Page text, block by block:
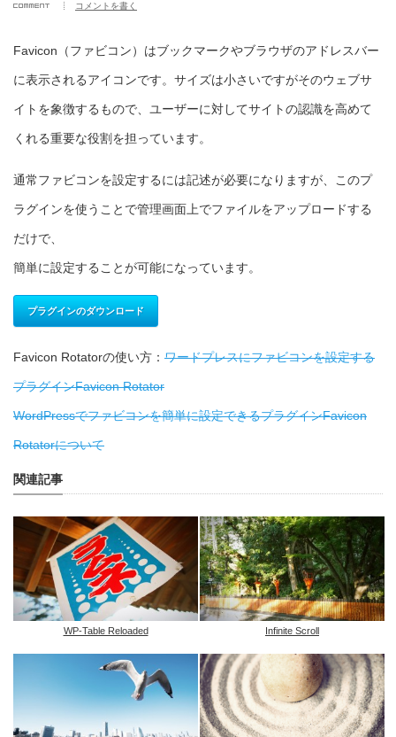
コメントを書く
Favicon（ファビコン）はブックマークやブラウザのアドレスバー
に表示されるアイコンです。サイズは小さいですがそのウェブサ
イトを象徴するもので、ユーザーに対してサイトの認識を高めて
くれる重要な役割を担っています。
通常ファビコンを設定するには記述が必要になりますが、このプ
ラグインを使うことで管理画面上でファイルをアップロードする
だけで、
簡単に設定することが可能になっています。
プラグインのダウンロード
Favicon Rotatorの使い方： ワードプレスにファビコンを設定する
プラグインFavicon Rotator
WordPressでファビコンを簡単に設定できるプラグインFavicon
Rotatorについて
関連記事
WP-Table Reloaded Infinite Scroll